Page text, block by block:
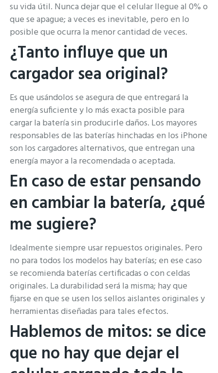
su vida útil. Nunca dejar que el celular llegue al 0% o
que se apague; a veces es inevitable, pero en lo
posible que ocurra la menor cantidad de veces.
¿Tanto influye que un
cargador sea original?
Es que usándolos se asegura de que entregará la
energía suficiente y lo más exacta posible para
cargar la batería sin producirle daños. Los mayores
responsables de las baterías hinchadas en los iPhone
son los cargadores alternativos, que entregan una
energía mayor a la recomendada o aceptada.
En caso de estar pensando
en cambiar la batería, ¿qué
me sugiere?
Idealmente siempre usar repuestos originales. Pero
no para todos los modelos hay baterías; en ese caso
se recomienda baterías certificadas o con celdas
originales. La durabilidad será la misma; hay que
fijarse en que se usen los sellos aislantes originales y
herramientas diseñadas para tales efectos.
Hablemos de mitos: se dice
que no hay que dejar el